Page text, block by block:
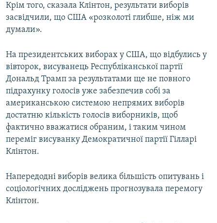
Крім того, сказала Клінтон, результати виборів
засвідчили, що США «розколоті глибше, ніж ми
думали».
На президентських виборах у США, що відбулись у
вівторок, висуванець Республіканської партії
Дональд Трамп за результатами ще не повного
підрахунку голосів уже забезпечив собі за
американською системою непрямих виборів
достатню кількість голосів виборників, щоб
фактично вважатися обраним, і таким чином
переміг висуванку Демократичної партії Гілларі
Клінтон.
Напередодні виборів велика більшість опитувань і
соціологічних досліджень прогнозувала перемогу
Клінтон.